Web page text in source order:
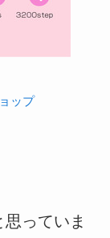
ップ
っていま